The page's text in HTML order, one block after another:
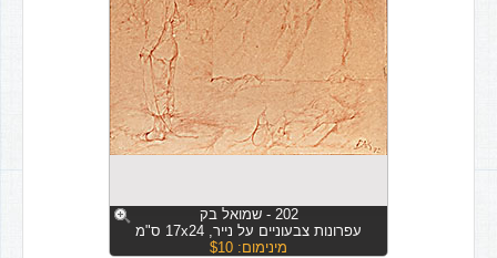
202 - שמואל בק
עפרונות צבעוניים על נייר, 17x24 ס"מ
מינימום: $10